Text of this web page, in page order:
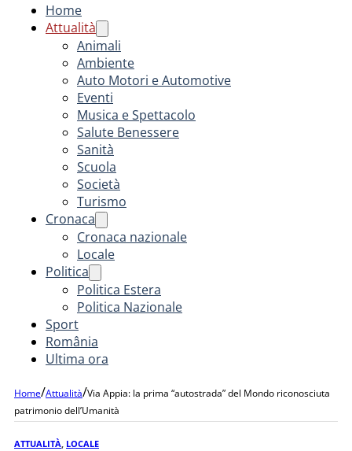
Home
Attualità
Animali
Ambiente
Auto Motori e Automotive
Eventi
Musica e Spettacolo
Salute Benessere
Sanità
Scuola
Società
Turismo
Cronaca
Cronaca nazionale
Locale
Politica
Politica Estera
Politica Nazionale
Sport
România
Ultima ora
Home/Attualità/Via Appia: la prima “autostrada” del Mondo riconosciuta
patrimonio dell’Umanità
ATTUALITÀ LOCALE